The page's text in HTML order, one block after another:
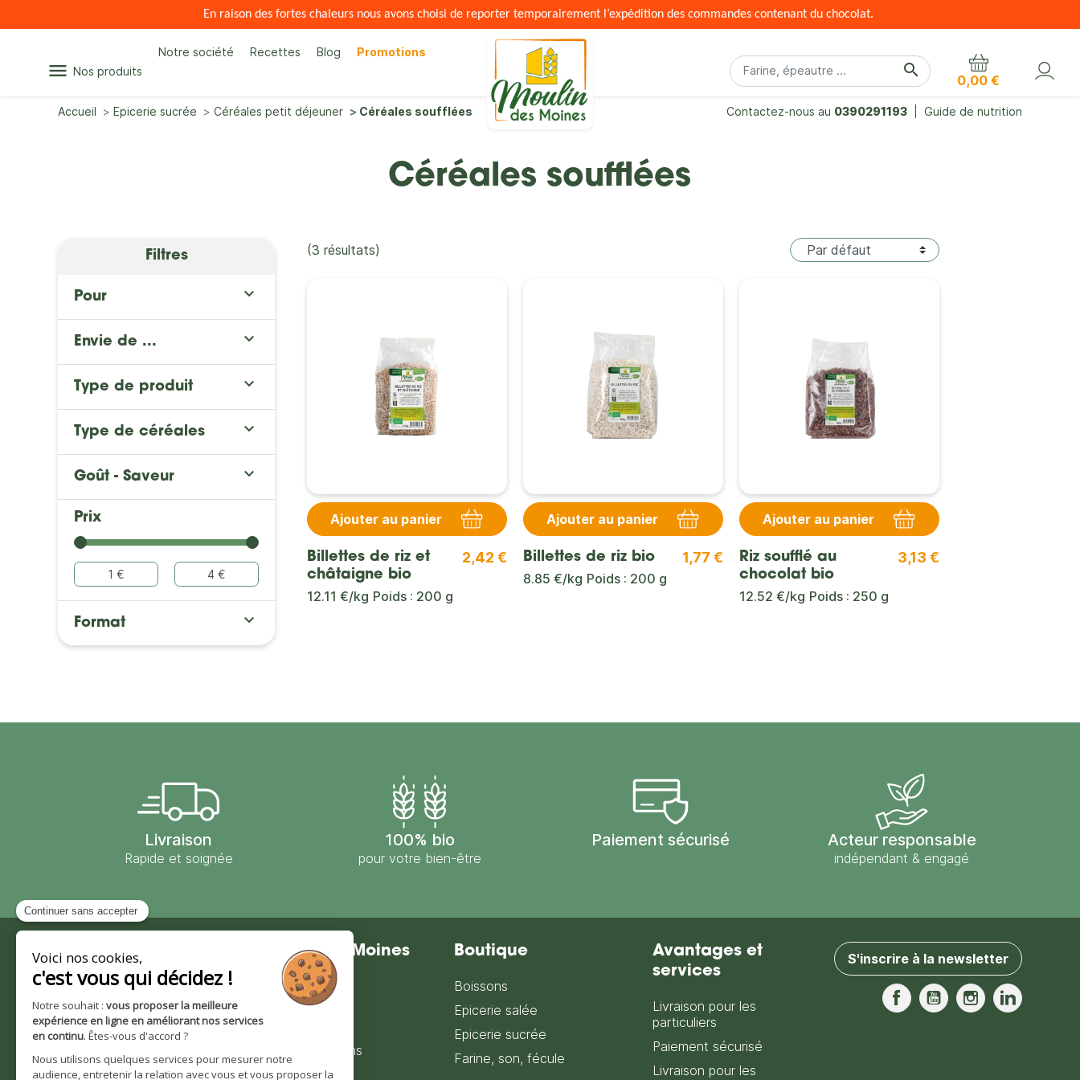
En raison des fortes chaleurs nous avons choisi de reporter temporairement l’expédition des commandes contenant du chocolat.
menu Nos produits
Notre société Recettes Blog Promotions
search
0,00 €
Accueil Epicerie sucrée Céréales petit déjeuner Céréales soufflées Contactez-nous au 0390291193 Guide de nutrition
Céréales soufflées
Filtres
Pour 
Envie de ... 
Type de produit 
Type de céréales 
Goût - Saveur 
Prix
Format 
(3 résultats)
Ajouter au panier
Billettes de riz et
châtaigne bio
2,42 €
12.11 €/kg Poids : 200 g
Ajouter au panier
Billettes de riz bio 1,77 €
8.85 €/kg Poids : 200 g
Ajouter au panier
Riz soufflé au
chocolat bio
3,13 €
12.52 €/kg Poids : 250 g
Livraison
Rapide et soignée
100% bio
pour votre bien-être
Paiement sécurisé Acteur responsable
indépendant & engagé
Contact
Moulin des Moines
101 route de Wingersheim
67170 Krautwiller
0390291193
Moulin des Moines
Notre société
Nos valeurs et
engagements
Nos certifications
Bienvenue sur
Boutique
Boissons
Epicerie salée
Epicerie sucrée
Farine, son, fécule
Avantages et
services
Livraison pour les
particuliers
Paiement sécurisé
Livraison pour les
S'inscrire à la newsletter